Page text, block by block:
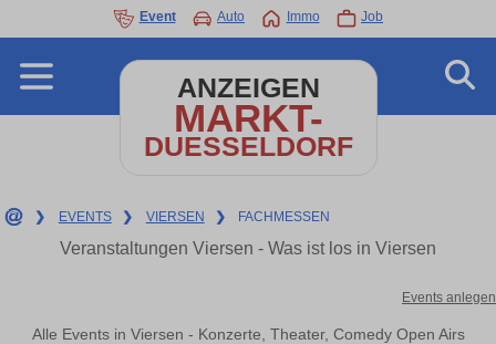
Event Auto Immo Job
ANZEIGEN
MARKT-
DUESSELDORF
❯ EVENTS ❯ VIERSEN ❯ FACHMESSEN
Veranstaltungen Viersen - Was ist los in Viersen
Events anlegen
Alle Events in Viersen - Konzerte, Theater, Comedy Open Airs